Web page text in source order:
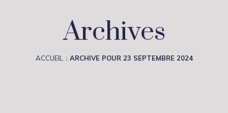
Archives
ACCUEIL ARCHIVE POUR 23 SEPTEMBRE 2024